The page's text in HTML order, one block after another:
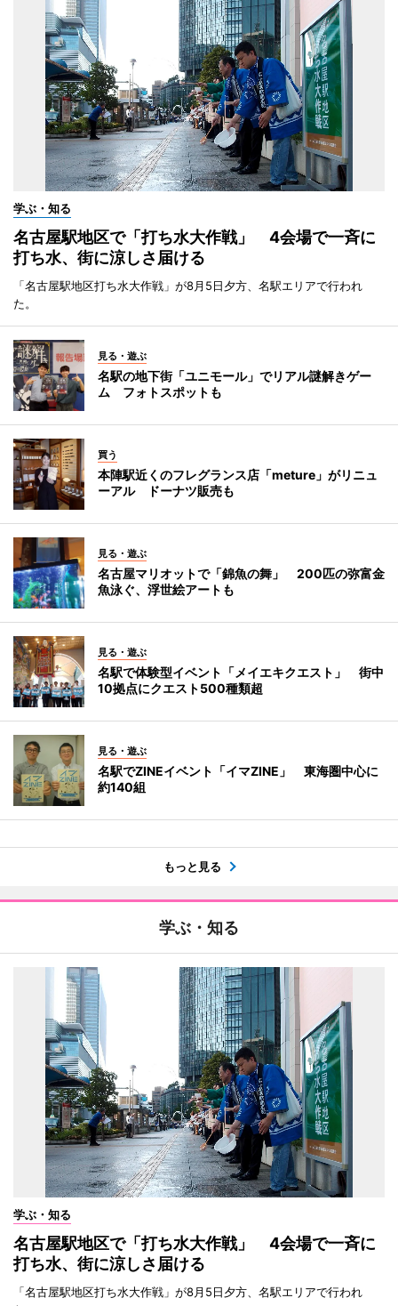
学ぶ・知る
名古屋駅地区で「打ち水大作戦」 4会場で一斉に
打ち水、街に涼しさ届ける
「名古屋駅地区打ち水大作戦」が8月5日夕方、名駅エリアで行われ
た。
見る・遊ぶ
名駅の地下街「ユニモール」でリアル謎解きゲー
ム フォトスポットも
買う
本陣駅近くのフレグランス店「meture」がリニュ
ーアル ドーナツ販売も
見る・遊ぶ
名古屋マリオットで「錦魚の舞」 200匹の弥富金
魚泳ぐ、浮世絵アートも
見る・遊ぶ
名駅で体験型イベント「メイエキクエスト」 街中
10拠点にクエスト500種類超
見る・遊ぶ
名駅でZINEイベント「イマZINE」 東海圏中心に
約140組
もっと見る
学ぶ・知る
学ぶ・知る
名古屋駅地区で「打ち水大作戦」 4会場で一斉に
打ち水、街に涼しさ届ける
「名古屋駅地区打ち水大作戦」が8月5日夕方、名駅エリアで行われ